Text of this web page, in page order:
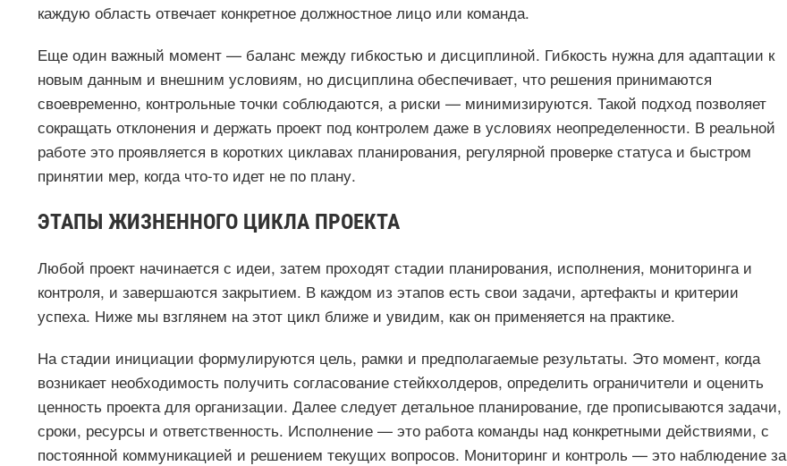
каждую область отвечает конкретное должностное лицо или команда.
Еще один важный момент — баланс между гибкостью и дисциплиной. Гибкость нужна для адаптации к
новым данным и внешним условиям, но дисциплина обеспечивает, что решения принимаются
своевременно, контрольные точки соблюдаются, а риски — минимизируются. Такой подход позволяет
сокращать отклонения и держать проект под контролем даже в условиях неопределенности. В реальной
работе это проявляется в коротких циклавах планирования, регулярной проверке статуса и быстром
принятии мер, когда что-то идет не по плану.
ЭТАПЫ ЖИЗНЕННОГО ЦИКЛА ПРОЕКТА
Любой проект начинается с идеи, затем проходят стадии планирования, исполнения, мониторинга и
контроля, и завершаются закрытием. В каждом из этапов есть свои задачи, артефакты и критерии
успеха. Ниже мы взглянем на этот цикл ближе и увидим, как он применяется на практике.
На стадии инициации формулируются цель, рамки и предполагаемые результаты. Это момент, когда
возникает необходимость получить согласование стейкхолдеров, определить ограничители и оценить
ценность проекта для организации. Далее следует детальное планирование, где прописываются задачи,
сроки, ресурсы и ответственность. Исполнение — это работа команды над конкретными действиями, с
постоянной коммуникацией и решением текущих вопросов. Мониторинг и контроль — это наблюдение за